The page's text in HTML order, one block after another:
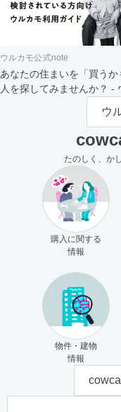
ウルカモ公式note
あなたの住まいを「買うか
人を探してみませんか？ -
ウ
たのしく、か
購入に関する
情報
物件・建物
情報